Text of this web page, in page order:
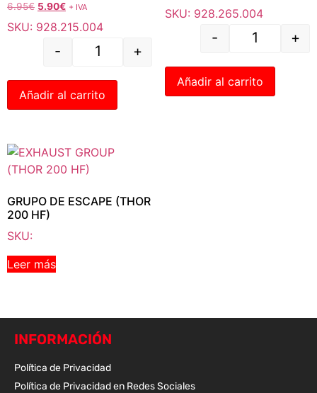
6.95€ 5.90€ + IVA
SKU: 928.215.004
- +
Añadir al carrito
SKU: 928.265.004
- +
Añadir al carrito
GRUPO DE ESCAPE (THOR
200 HF)
SKU:
Leer más
INFORMACIÓN
Política de Privacidad
Política de Privacidad en Redes Sociales